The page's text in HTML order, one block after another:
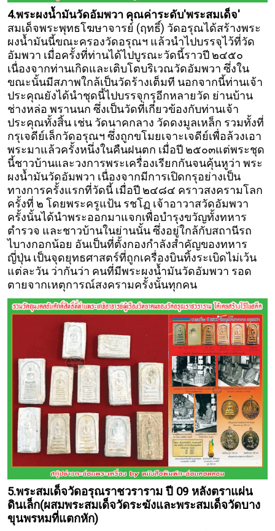
4.พระผงน้ำมันวัดอัมพวา คุณค่าระดับ'พระสมเด็จ'
สมเด็จพระพุทธโฆษาจารย์ (ฤทธิ์) วัดอรุณได้สร้างพระ
ผงน้ำมันนี้ขณะครองวัดอรุณฯ แล้วนำไปบรรจุไว้ที่วัด
อัมพวา เมื่อครั้งที่ท่านได้ไปบูรณะวัดนี้ราวปี ๒๔๕๐
เนื่องจากท่านเกิดและเติบโตบริเวณวัดอัมพวา ซึ่งใน
ขณะนั้นมีสภาพใกล้เป็นวัดร้างเต็มที นอกจากนี้ท่านเจ้า
ประคุณยังได้นำชุดนี้ไปบรรจุกรุอีกหลายวัด ย่านบ้าน
ช่างหล่อ พรานนก ซึ่งเป็นวัดที่เกี่ยวข้องกับท่านเจ้า
ประคุณทั้งสิ้น เช่น วัดนาคกลาง วัดดงมูลเหล็ก รวมทั้งที่
กรุเจดีย์เล็กวัดอรุณฯ ซึ่งถูกขโมยเจาะเจดีย์เพื่อล้วงเอา
พระมาแล้วครั้งหนึ่งในคืนฝนตก เมื่อปี ๒๕๐๓แต่พระชุด
นี้ชาวบ้านและวงการพระเครื่องเรียกกันจนคุ้นหูว่า พระ
ผงน้ำมันวัดอัมพวา เนื่องจากมีการเปิดกรุอย่างเป็น
ทางการครั้งแรกที่วัดนี้ เมื่อปี ๒๔๘๔ คราวสงครามโลก
ครั้งที่ ๒ โดยพระครูแป้น รชโฏ เจ้าอาวาสวัดอัมพวา
ครั้งนั้นได้นำพระออกมาแจกเพื่อบำรุงขวัญทั้งทหาร
ตำรวจ และชาวบ้านในย่านนั้น ซึ่งอยู่ใกล้กับสถานีรถ
ไบางกอกน้อย อันเป็นที่ตั้งกองกำลังสำคัญของทหาร
ญี่ปุ่น เป็นจุดยุทธศาสตร์ที่ถูกเครื่องบินทิ้งระเบิดไม่เว้น
แต่ละวัน ว่ากันว่า คนที่มีพระผงน้ำมันวัดอัมพวา รอด
ตายจากเหตุการณ์สงครามครั้งนั้นทุกคน
5.พระสมเด็จวัดอรุณราชวราราม ปี 09 หลังตราแผ่น
ดินเล็ก(ผสมพระสมเด็จวัดระฆังและพระสมเด็จวัดบาง
ขุนพรหมที่แตกหัก)